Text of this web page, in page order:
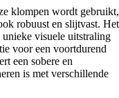
klompen wordt gebruikt,
robuust en slijtvast. Het
visuele uitstraling
voor een voortdurend
een sobere en
is met verschillende